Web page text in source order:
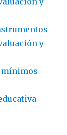
y
mínimos